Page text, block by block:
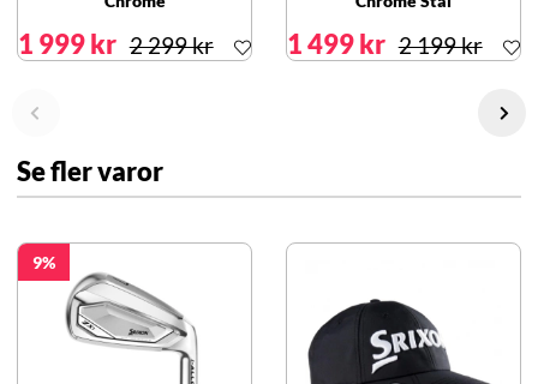
1 999 kr 2 299 kr 1 499 kr 2 199 kr
Se fler varor
9